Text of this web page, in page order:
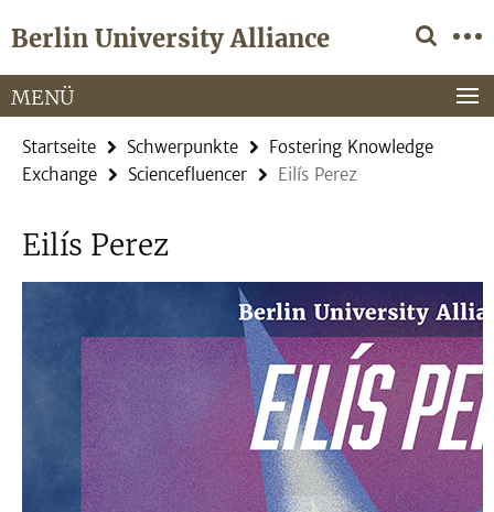
direkt
Inhalt
Berlin University Alliance
Service-
Navigation
MENÜ
Startseite Schwerpunkte
Fostering Knowledge
Exchange
Sciencefluencer Eilís Perez
Eilís Perez